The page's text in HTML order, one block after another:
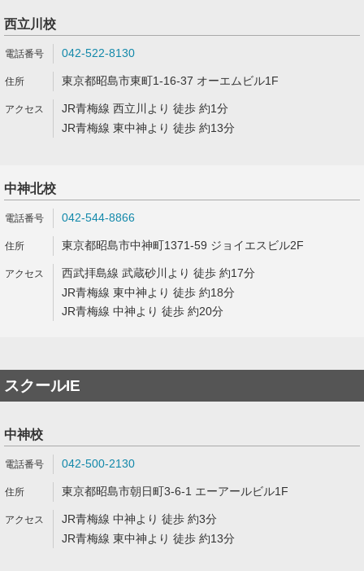
西立川校
042-522-8130
東京都昭島市東町1-16-37 オーエムビル1F
JR青梅線 西立川より 徒歩 約1分
JR青梅線 東中神より 徒歩 約13分
中神北校
042-544-8866
東京都昭島市中神町1371-59 ジョイエスビル2F
西武拝島線 武蔵砂川より 徒歩 約17分
JR青梅線 東中神より 徒歩 約18分
JR青梅線 中神より 徒歩 約20分
スクールIE
中神校
042-500-2130
東京都昭島市朝日町3-6-1 エーアールビル1F
JR青梅線 中神より 徒歩 約3分
JR青梅線 東中神より 徒歩 約13分